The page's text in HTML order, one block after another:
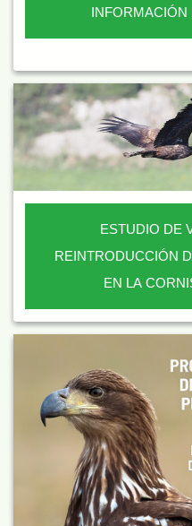
INFORMACIÓN
ESTUDIO DE
REINTRODUCCIÓN
EN LA